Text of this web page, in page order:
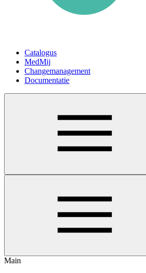
Catalogus
MedMij
Changemanagement
Documentatie
Main